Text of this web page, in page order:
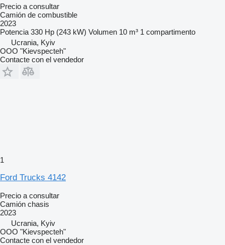
Precio a consultar
Camión de combustible
2023
Potencia 330 Hp (243 kW) Volumen 10 m³ 1 compartimento
Ucrania, Kyiv
OOO "Kievspecteh"
Contacte con el vendedor
1
Ford Trucks 4142
Precio a consultar
Camión chasis
2023
Ucrania, Kyiv
OOO "Kievspecteh"
Contacte con el vendedor